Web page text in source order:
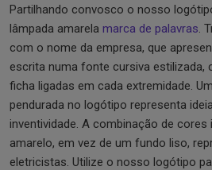
Partilhando convosco o nosso
lâmpada amarela marca de palavras.
com o nome da empresa, que
escrita numa fonte cursiva estilizada,
ficha ligadas em cada extremidade.
pendurada no logótipo representa
inventividade. A combinação de cores
amarelo, em vez de um fundo liso,
eletricistas. Utilize o nosso logótipo